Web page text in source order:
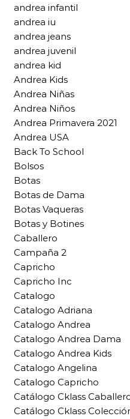
andrea infantil
andrea iu
andrea jeans
andrea juvenil
andrea kid
Andrea Kids
Andrea Niñas
Andrea Niños
Andrea Primavera 2021
Andrea USA
Back To School
Bolsos
Botas
Botas de Dama
Botas Vaqueras
Botas y Botines
Caballero
Campaña 2
Capricho
Capricho Inc
Catalogo
Catalogo Adriana
Catalogo Andrea
Catalogo Andrea Dama
Catalogo Andrea Kids
Catalogo Angelina
Catalogo Capricho
Catálogo Cklass
Catálogo Cklass